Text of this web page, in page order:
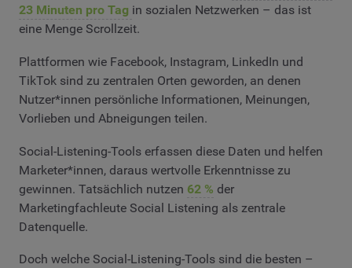
23 Minuten pro Tag in sozialen Netzwerken – das ist
eine Menge Scrollzeit.
Plattformen wie Facebook, Instagram, LinkedIn und
TikTok sind zu zentralen Orten geworden, an denen
Nutzer*innen persönliche Informationen, Meinungen,
Vorlieben und Abneigungen teilen.
Social-Listening-Tools erfassen diese Daten und helfen
Marketer*innen, daraus wertvolle Erkenntnisse zu
gewinnen. Tatsächlich nutzen 62 % der
Marketingfachleute Social Listening als zentrale
Datenquelle.
Doch welche Social-Listening-Tools sind die besten –